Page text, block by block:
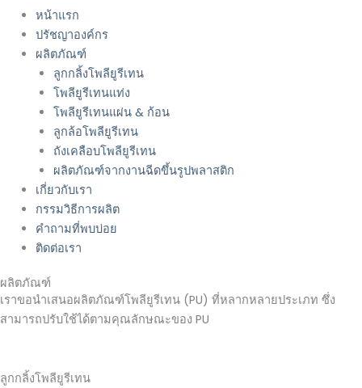
หน้าแรก
ปรัชญาองค์กร
ผลิตภัณฑ์
ลูกกลิ้งโพลียูรีเทน
โพลียูรีเทนแท่ง
โพลียูรีเทนแผ่น & ก้อน
ลูกล้อโพลียูรีเทน
ถังเคลือบโพลียูรีเทน
ผลิตภัณฑ์จากงานฉีดขึ้นรูปพลาสติก
เกี่ยวกับเรา
กรรมวิธีการผลิต
คำถามที่พบบ่อย
ติดต่อเรา
ผลิตภัณฑ์
เราขอนำเสนอผลิตภัณฑ์โพลียูรีเทน (PU) ที่หลากหลายประเภท ซึ่ง
สามารถปรับใช้ได้ตามคุณลักษณะของ PU
ลูกกลิ้งโพลียูรีเทน